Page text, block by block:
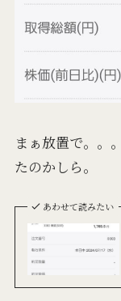
まぁ放置で。。
たのかしら。
あわせて読みたい